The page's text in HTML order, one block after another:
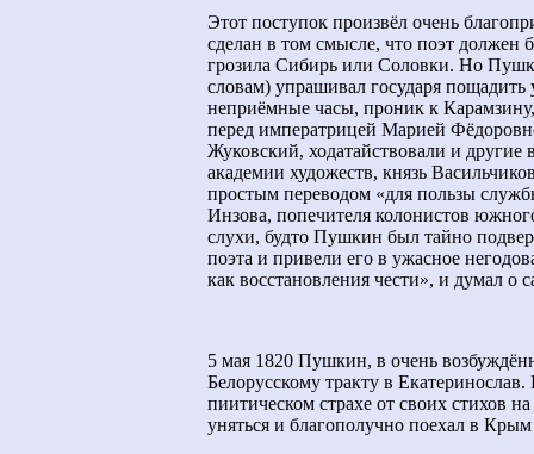
Этот поступок произвёл очень
сделан в том смысле, что поэт должен
грозила Сибирь или Соловки. Но
словам) упрашивал государя
неприёмные часы, проник к
перед императрицей Марией
Жуковский, ходатайствовали и
академии художеств, князь
простым переводом «для пользы
Инзова, попечителя колонистов
слухи, будто Пушкин был тайно
поэта и привели его в ужасное
как восстановления чести», и думал о
5 мая 1820 Пушкин, в очень
Белорусскому тракту в
пиитическом страхе от своих стихов
уняться и благополучно поехал в